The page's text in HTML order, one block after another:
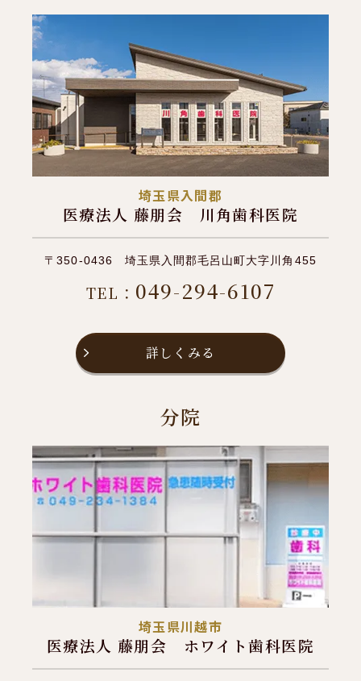
埼玉県入間郡
医療法人 藤朋会 川角歯科医院
〒350-0436 埼玉県入間郡毛呂山町大字川角455
TEL： 049-294-6107
詳しくみる
分院
埼玉県川越市
医療法人 藤朋会 ホワイト歯科医院